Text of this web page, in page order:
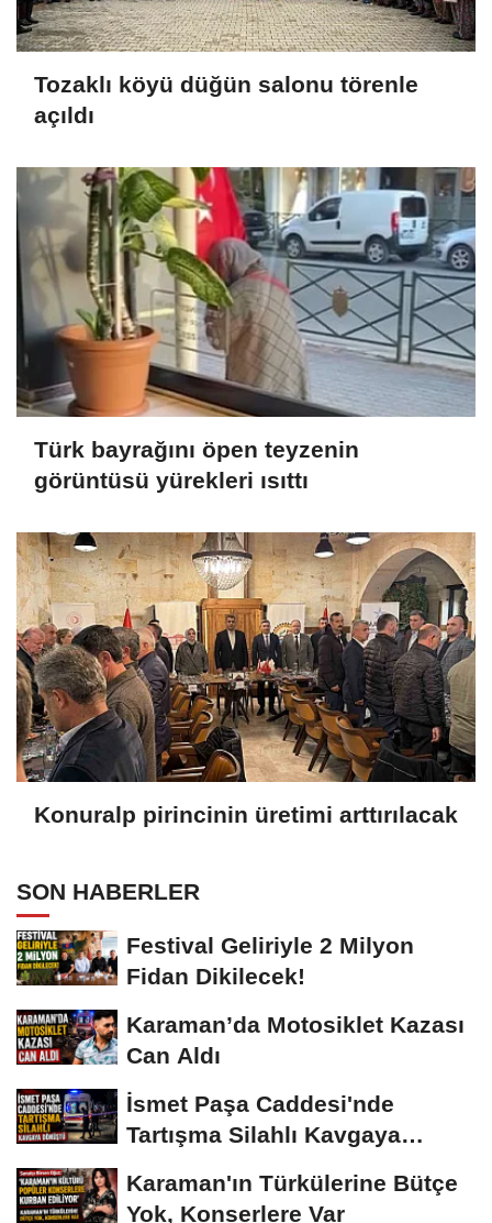
Tozaklı köyü düğün salonu törenle
açıldı
Türk bayrağını öpen teyzenin
görüntüsü yürekleri ısıttı
Konuralp pirincinin üretimi arttırılacak
SON HABERLER
Festival Geliriyle 2 Milyon
Fidan Dikilecek!
Karaman’da Motosiklet Kazası
Can Aldı
İsmet Paşa Caddesi'nde
Tartışma Silahlı Kavgaya
Karaman'ın Türkülerine Bütçe
Yok, Konserlere Var